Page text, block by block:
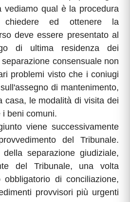
vediamo qual è la procedura
ed ottenere la
deve essere presentato al
di ultima residenza dei
consensuale non
problemi visto che i coniugi
di mantenimento,
casa, le modalità di visita dei
beni comuni.
viene successivamente
del Tribunale.
separazione giudiziale,
del Tribunale, una volta
di conciliazione,
provvisori più urgenti